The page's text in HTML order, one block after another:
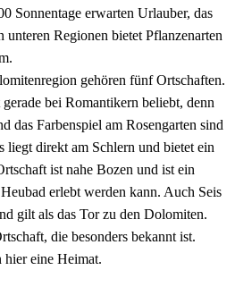
Sonnentage erwarten Urlauber, das
Regionen bietet Pflanzenarten
gehören fünf Ortschaften.
bei Romantikern beliebt, denn
das Farbenspiel am Rosengarten sind
direkt am Schlern und bietet ein
ist nahe Bozen und ist ein
erlebt werden kann. Auch Seis
gilt als das Tor zu den Dolomiten.
die besonders bekannt ist.
eine Heimat.